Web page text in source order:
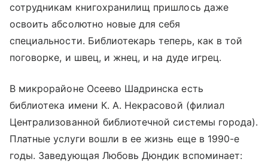
сотрудникам книгохранилищ пришлось даже
освоить абсолютно новые для себя
специальности. Библиотекарь теперь, как в той
поговорке, и швец, и жнец, и на дуде игрец.
В микрорайоне Осеево Шадринска есть
библиотека имени К. А. Некрасовой (филиал
Централизованной библиотечной системы города).
Платные услуги вошли в ее жизнь еще в 1990-е
годы. Заведующая Любовь Дюндик вспоминает: